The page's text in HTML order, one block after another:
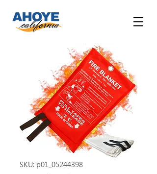
SKU: p01_05244398